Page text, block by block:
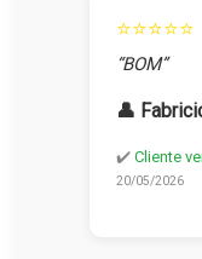
⭐⭐⭐⭐⭐
“BOM”
👤
✔️ Cliente
20/05/2026